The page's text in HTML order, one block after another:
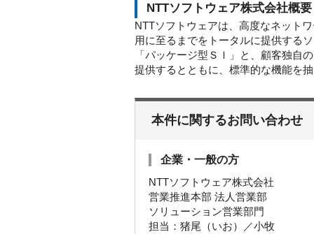
NTTソフトウェア株式会社概要
NTTソフトウェアは、高度なネット
用に至るまでをトータルに提供する
「パッケージ型ＳＩ」と、顧客独自
提供するとともに、標準的な機能を
本件に関するお問い合わせ
企業・一般の方
NTTソフトウェア株式会社
営業推進本部 法人営業部
ソリューション営業部門
担当：猪尾（いお）／小牧